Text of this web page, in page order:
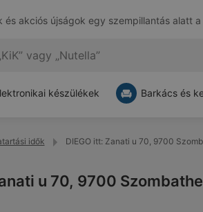
és akciós újságok egy szempillantás alatt a
készülékek Barkács és
idők DIEGO itt: Zanati u 70, 9700
u 70, 9700